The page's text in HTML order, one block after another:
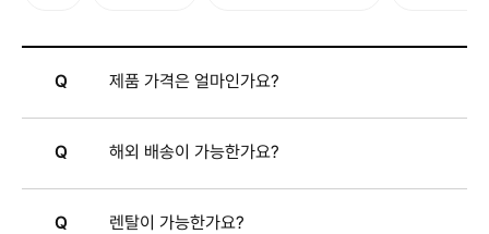
Q 제품 가격은 얼마인가요?
Q 해외 배송이 가능한가요?
Q 렌탈이 가능한가요?